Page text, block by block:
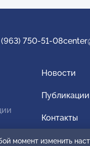
(963) 750-51-08
Новости
Публикации
Контакты
Для
момент изменить